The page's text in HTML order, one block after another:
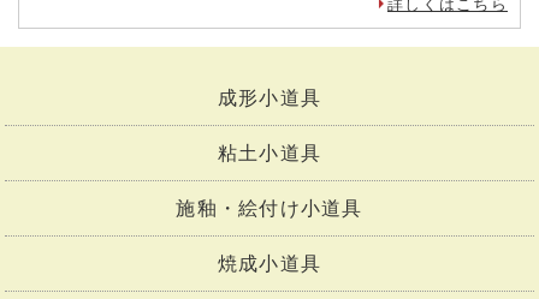
詳しくはこちら
成形小道具
粘土小道具
施釉・絵付け小道具
焼成小道具